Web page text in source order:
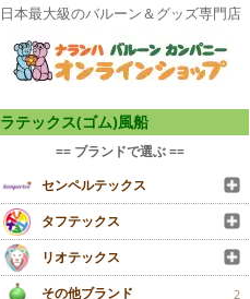
日本最大級のバルーン＆グッズ専門店
ラテックス(ゴム)風船
== ブランドで選ぶ ==
センペルテックス
タフテックス
リオテックス
その他ブランド
2